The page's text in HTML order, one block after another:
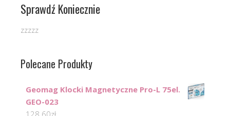
Sprawdź Koniecznie
zzzzz
Polecane Produkty
Geomag Klocki Magnetyczne Pro-L 75el.
GEO-023